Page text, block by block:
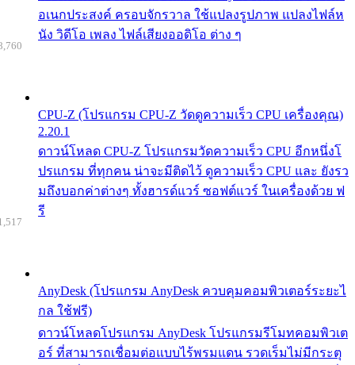
อเนกประสงค์ ครอบจักรวาล ใช้แปลงรูปภาพ แปลงไฟล์ห
นัง วิดีโอ เพลง ไฟล์เสียงออดิโอ ต่าง ๆ
CPU-Z (โปรแกรม CPU-Z วัดดูความเร็ว CPU เครื่องคุณ)
2.20.1
ดาวน์โหลด CPU-Z โปรแกรมวัดความเร็ว CPU อีกหนึ่งโ
ปรแกรม ที่ทุกคน น่าจะมีติดไว้ ดูความเร็ว CPU และ ยังรว
มถึงบอกค่าต่างๆ ทั้งฮารด์แวร์ ซอฟต์แวร์ ในเครื่องด้วย ฟ
รี
AnyDesk (โปรแกรม AnyDesk ควบคุมคอมพิวเตอร์ระยะไ
กล ใช้ฟรี)
ดาวน์โหลดโปรแกรม AnyDesk โปรแกรมรีโมทคอมพิวเต
อร์ ที่สามารถเชื่อมต่อแบบไร้พรมแดน รวดเร็มไม่มีกระตุ